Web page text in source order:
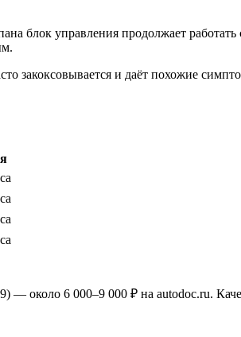
блок управления продолжает
закоксовывается и даёт похожие
около 6 000–9 000 ₽ на autodoc.ru.